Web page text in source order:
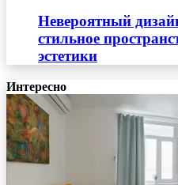
Невероятный
стильное
эстетики
Интересно